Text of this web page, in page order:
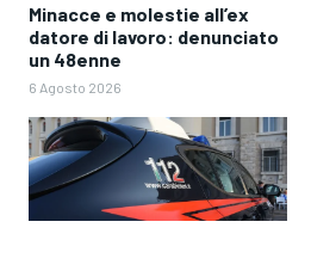
Minacce e molestie all’ex
datore di lavoro: denunciato
un 48enne
6 Agosto 2026